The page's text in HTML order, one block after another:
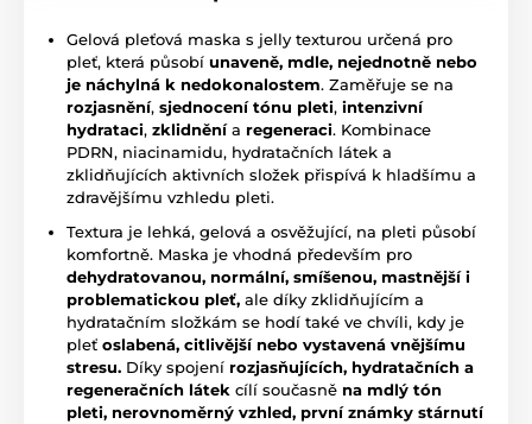
Gelová pleťová maska s jelly texturou určená pro
pleť, která působí unaveně, mdle, nejednotně nebo
je náchylná k nedokonalostem. Zaměřuje se na
rozjasnění, sjednocení tónu pleti, intenzivní
hydrataci, zklidněnía regeneraci. Kombinace
PDRN, niacinamidu, hydratačních látek a
zklidňujících aktivních složek přispívá k hladšímu a
zdravějšímu vzhledu pleti.
Textura je lehká, gelová a osvěžující, na pleti působí
komfortně. Maska je vhodná především pro
dehydratovanou, normální, smíšenou, mastnější i
problematickou pleť, ale díky zklidňujícím a
hydratačním složkám se hodí také ve chvíli, kdy je
pleť oslabená, citlivější nebo vystavená vnějšímu
stresu. Díky spojení rozjasňujících, hydratačních a
regeneračních látek cílí současně na mdlý tón
pleti, nerovnoměrný vzhled, první známky stárnutí